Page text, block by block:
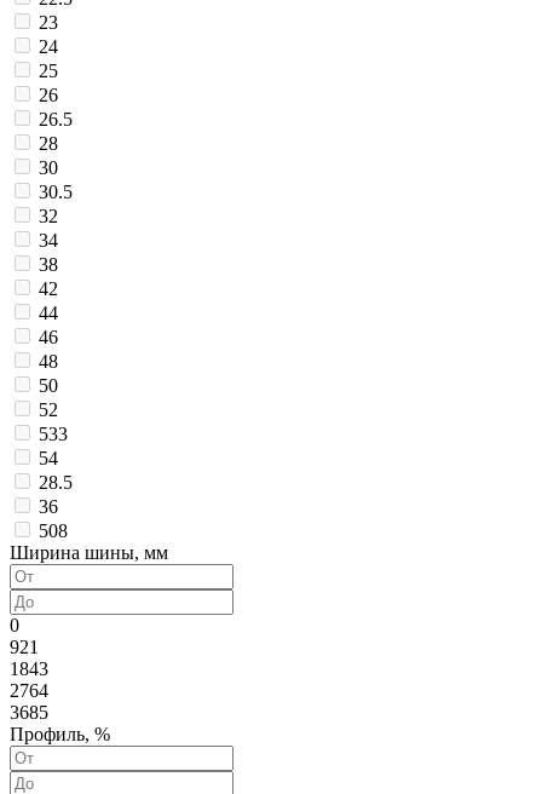
23
24
25
26
26.5
28
30
30.5
32
34
38
42
44
46
48
50
52
533
54
28.5
36
508
Ширина шины, мм
0
921
1843
2764
3685
Профиль, %